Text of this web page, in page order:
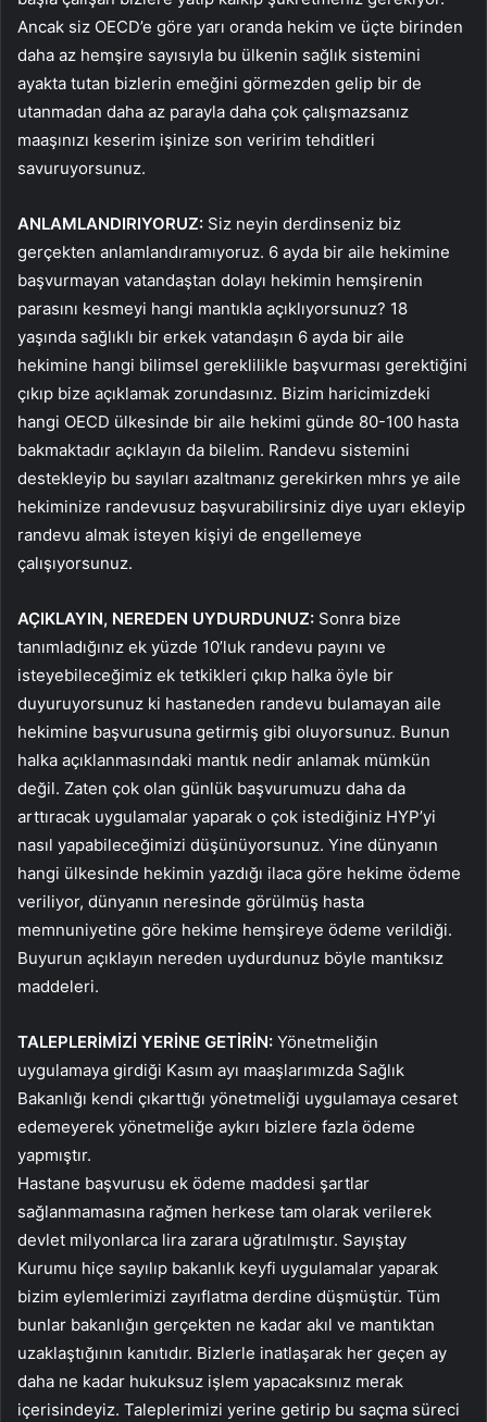
Ancak siz OECD’e göre yarı oranda hekim ve üçte birinden
daha az hemşire sayısıyla bu ülkenin sağlık sistemini
ayakta tutan bizlerin emeğini görmezden gelip bir de
utanmadan daha az parayla daha çok çalışmazsanız
maaşınızı keserim işinize son veririm tehditleri
savuruyorsunuz.
ANLAMLANDIRIYORUZ: Siz neyin derdinseniz biz
gerçekten anlamlandıramıyoruz. 6 ayda bir aile hekimine
başvurmayan vatandaştan dolayı hekimin hemşirenin
parasını kesmeyi hangi mantıkla açıklıyorsunuz? 18
yaşında sağlıklı bir erkek vatandaşın 6 ayda bir aile
hekimine hangi bilimsel gereklilikle başvurması gerektiğini
çıkıp bize açıklamak zorundasınız. Bizim haricimizdeki
hangi OECD ülkesinde bir aile hekimi günde 80-100 hasta
bakmaktadır açıklayın da bilelim. Randevu sistemini
destekleyip bu sayıları azaltmanız gerekirken mhrs ye aile
hekiminize randevusuz başvurabilirsiniz diye uyarı ekleyip
randevu almak isteyen kişiyi de engellemeye
çalışıyorsunuz.
AÇIKLAYIN, NEREDEN UYDURDUNUZ: Sonra bize
tanımladığınız ek yüzde 10’luk randevu payını ve
isteyebileceğimiz ek tetkikleri çıkıp halka öyle bir
duyuruyorsunuz ki hastaneden randevu bulamayan aile
hekimine başvurusuna getirmiş gibi oluyorsunuz. Bunun
halka açıklanmasındaki mantık nedir anlamak mümkün
değil. Zaten çok olan günlük başvurumuzu daha da
arttıracak uygulamalar yaparak o çok istediğiniz HYP’yi
nasıl yapabileceğimizi düşünüyorsunuz. Yine dünyanın
hangi ülkesinde hekimin yazdığı ilaca göre hekime ödeme
veriliyor, dünyanın neresinde görülmüş hasta
memnuniyetine göre hekime hemşireye ödeme verildiği.
Buyurun açıklayın nereden uydurdunuz böyle mantıksız
maddeleri.
TALEPLERİMİZİ YERİNE GETİRİN: Yönetmeliğin
uygulamaya girdiği Kasım ayı maaşlarımızda Sağlık
Bakanlığı kendi çıkarttığı yönetmeliği uygulamaya cesaret
edemeyerek yönetmeliğe aykırı bizlere fazla ödeme
yapmıştır.
Hastane başvurusu ek ödeme maddesi şartlar
sağlanmamasına rağmen herkese tam olarak verilerek
devlet milyonlarca lira zarara uğratılmıştır. Sayıştay
Kurumu hiçe sayılıp bakanlık keyfi uygulamalar yaparak
bizim eylemlerimizi zayıflatma derdine düşmüştür. Tüm
bunlar bakanlığın gerçekten ne kadar akıl ve mantıktan
uzaklaştığının kanıtıdır. Bizlerle inatlaşarak her geçen ay
daha ne kadar hukuksuz işlem yapacaksınız merak
içerisindeyiz. Taleplerimizi yerine getirip bu saçma süreci